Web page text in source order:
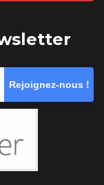
Rejoignez-nous !